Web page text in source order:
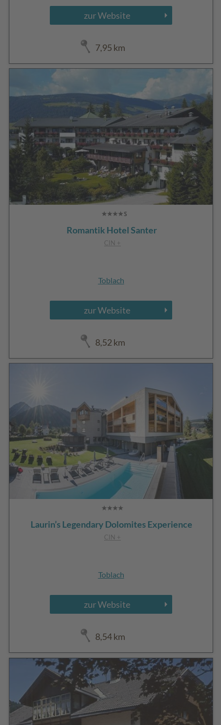
zur Website
7,95 km
Romantik Hotel Santer
CIN +
Toblach
zur Website
8,52 km
Laurin’s Legendary Dolomites Experience
CIN +
Toblach
zur Website
8,54 km